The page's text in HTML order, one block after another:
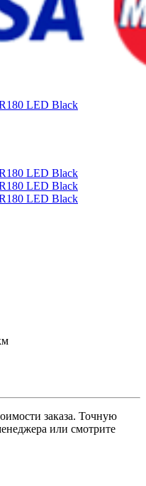
заказа. Точную
или смотрите